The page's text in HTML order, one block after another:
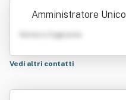
Amministratore Unico
Nome e Cognome
Vedi altri contatti